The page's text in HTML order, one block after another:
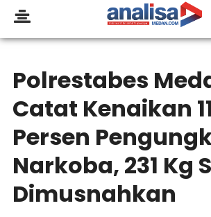
Polrestabes
Catat Kenaikan
Persen
Narkoba, 231 Kg
Dimusnahkan